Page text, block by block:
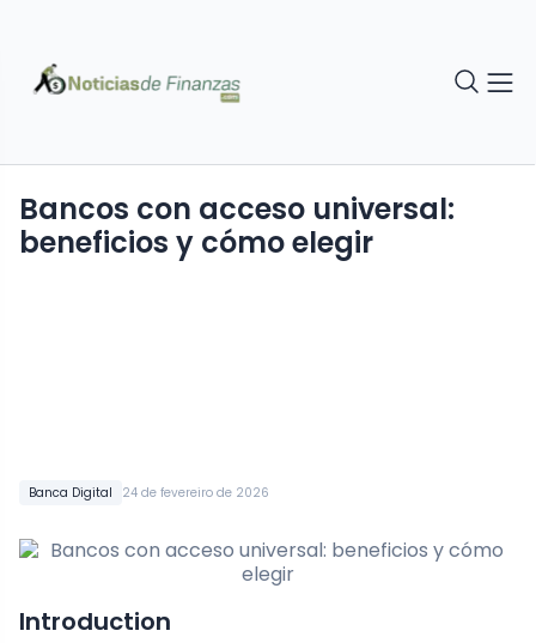
Banca Digital 24 de fevereiro de 2026
Bancos con acceso universal:
beneficios y cómo elegir
Introduction